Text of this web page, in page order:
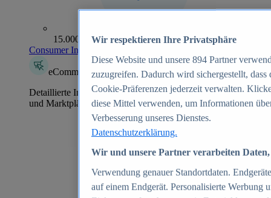
15.000+ Marken
Consumer Insights entdecken
eCommerce Insights
Detaillierte Informationen zu mehr als 39.000 Online-Shops
und Marktplätzen
Wir respektieren Ihre Privatsphäre
Diese Website und unsere 894 Partner
zuzugreifen. Dadurch wird sichergestellt,
Cookie-Präferenzen jederzeit verwalten.
diese Mittel verwenden, um Informationen
Verbesserung unseres Dienstes.
Datenschutzerklärung.
Wir und unsere Partner verarbeiten
Verwendung genauer Standortdaten.
auf einem Endgerät. Personalisierte Werbung